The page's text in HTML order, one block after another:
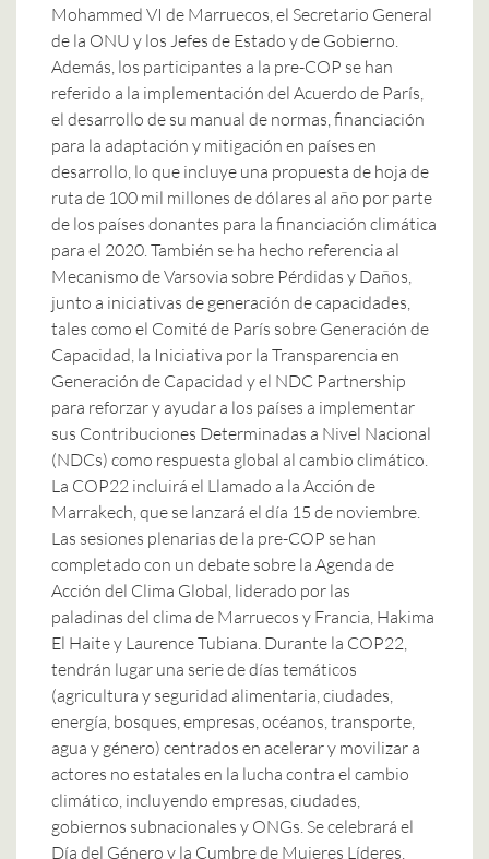
Mohammed VI de Marruecos, el Secretario General
de la ONU y los Jefes de Estado y de Gobierno.
Además, los participantes a la pre-COP se han
referido a la implementación del Acuerdo de París,
el desarrollo de su manual de normas, financiación
para la adaptación y mitigación en países en
desarrollo, lo que incluye una propuesta de hoja de
ruta de 100 mil millones de dólares al año por parte
de los países donantes para la financiación climática
para el 2020. También se ha hecho referencia al
Mecanismo de Varsovia sobre Pérdidas y Daños,
junto a iniciativas de generación de capacidades,
tales como el Comité de París sobre Generación de
Capacidad, la Iniciativa por la Transparencia en
Generación de Capacidad y el NDC Partnership
para reforzar y ayudar a los países a implementar
sus Contribuciones Determinadas a Nivel Nacional
(NDCs) como respuesta global al cambio climático.
La COP22 incluirá el Llamado a la Acción de
Marrakech, que se lanzará el día 15 de noviembre.
Las sesiones plenarias de la pre-COP se han
completado con un debate sobre la Agenda de
Acción del Clima Global, liderado por las
paladinas del clima de Marruecos y Francia, Hakima
El Haite y Laurence Tubiana. Durante la COP22,
tendrán lugar una serie de días temáticos
(agricultura y seguridad alimentaria, ciudades,
energía, bosques, empresas, océanos, transporte,
agua y género) centrados en acelerar y movilizar a
actores no estatales en la lucha contra el cambio
climático, incluyendo empresas, ciudades,
gobiernos subnacionales y ONGs. Se celebrará el
Día del Género y la Cumbre de Mujeres Líderes,